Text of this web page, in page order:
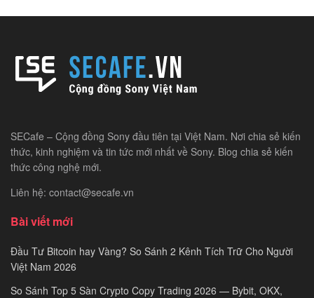
SECafe – Cộng đồng Sony đầu tiên tại Việt Nam. Nơi chia sẻ kiến
thức, kinh nghiệm và tin tức mới nhất về Sony. Blog chia sẻ kiến
thức công nghệ mới.
Liên hệ: contact@secafe.vn
Bài viết mới
Đầu Tư Bitcoin hay Vàng? So Sánh 2 Kênh Tích Trữ Cho Người
Việt Nam 2026
So Sánh Top 5 Sàn Crypto Copy Trading 2026 — Bybit, OKX,